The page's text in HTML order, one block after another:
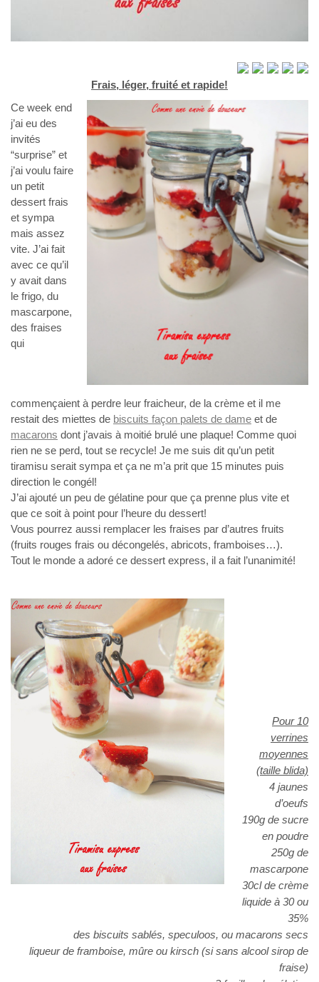
Frais, léger, fruité et rapide!
Ce week end
j’ai eu des
invités
“surprise” et
j’ai voulu faire
un petit
dessert frais
et sympa
mais assez
vite. J’ai fait
avec ce qu’il
y avait dans
le frigo, du
mascarpone,
des fraises
qui
commençaient à perdre leur fraicheur, de la crème et il me
restait des miettes de biscuits façon palets de dame et de
macarons dont j’avais à moitié brulé une plaque! Comme quoi
rien ne se perd, tout se recycle! Je me suis dit qu’un petit
tiramisu serait sympa et ça ne m’a prit que 15 minutes puis
direction le congél!
J’ai ajouté un peu de gélatine pour que ça prenne plus vite et
que ce soit à point pour l’heure du dessert!
Vous pourrez aussi remplacer les fraises par d’autres fruits
(fruits rouges frais ou décongelés, abricots, framboises…).
Tout le monde a adoré ce dessert express, il a fait l’unanimité!
Pour 10
verrines
moyennes
(taille blida)
4 jaunes
d’oeufs
190g de sucre
en poudre
250g de
mascarpone
30cl de crème
liquide à 30 ou
35%
des biscuits sablés, speculoos, ou macarons secs
liqueur de framboise, mûre ou kirsch (si sans alcool sirop de
fraise)